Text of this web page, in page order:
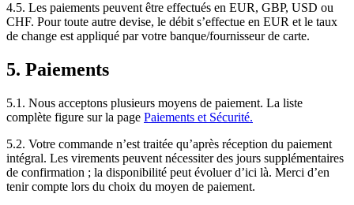
4.5. Les paiements peuvent être effectués en EUR, GBP, USD ou
CHF. Pour toute autre devise, le débit s’effectue en EUR et le taux
de change est appliqué par votre banque/fournisseur de carte.
5. Paiements
5.1. Nous acceptons plusieurs moyens de paiement. La liste
complète figure sur la page Paiements et Sécurité.
5.2. Votre commande n’est traitée qu’après réception du paiement
intégral. Les virements peuvent nécessiter des jours supplémentaires
de confirmation ; la disponibilité peut évoluer d’ici là. Merci d’en
tenir compte lors du choix du moyen de paiement.